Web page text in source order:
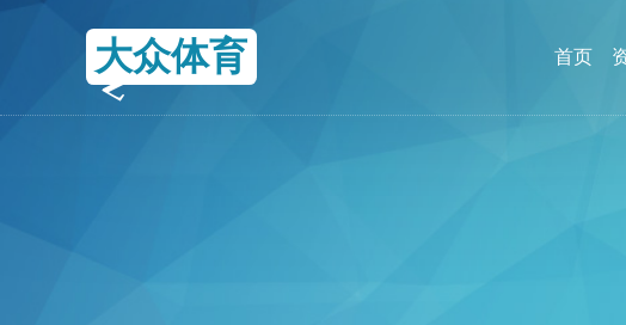
大众体育 首页